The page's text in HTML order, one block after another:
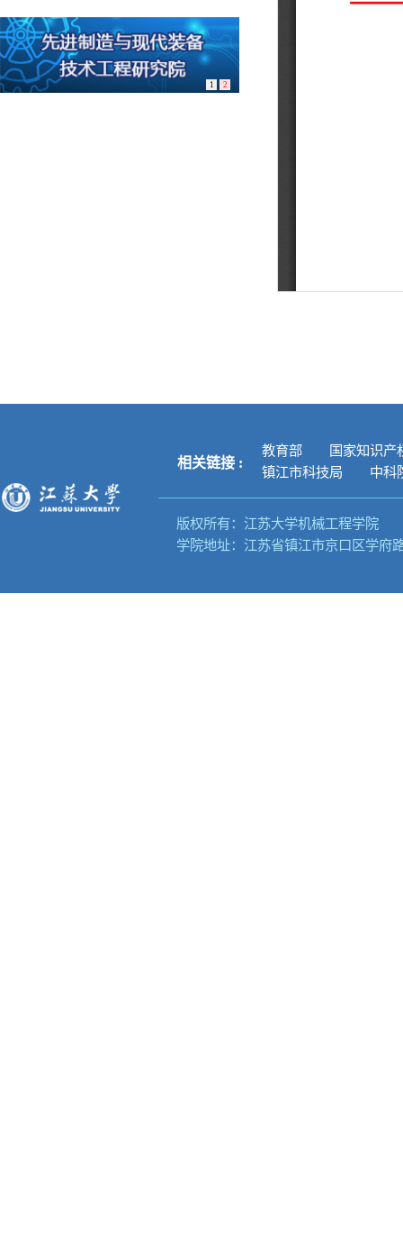
1 2
相关链接 :
教育部
国家知识产
镇江市科技局 中科
版权所有：江苏大学机械工程学院
学院地址：江苏省镇江市京口区学